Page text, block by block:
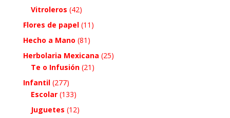
Vitroleros (42)
Flores de papel (11)
Hecho a Mano (81)
Herbolaria Mexicana (25)
Te o Infusión (21)
Infantil (277)
Escolar (133)
Juguetes (12)